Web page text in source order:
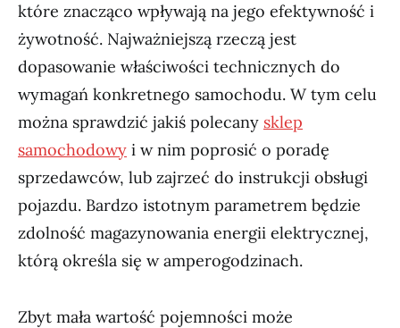
które znacząco wpływają na jego efektywność i
żywotność. Najważniejszą rzeczą jest
dopasowanie właściwości technicznych do
wymagań konkretnego samochodu. W tym celu
można sprawdzić jakiś polecany sklep
samochodowy i w nim poprosić o poradę
sprzedawców, lub zajrzeć do instrukcji obsługi
pojazdu. Bardzo istotnym parametrem będzie
zdolność magazynowania energii elektrycznej,
którą określa się w amperogodzinach.
Zbyt mała wartość pojemności może